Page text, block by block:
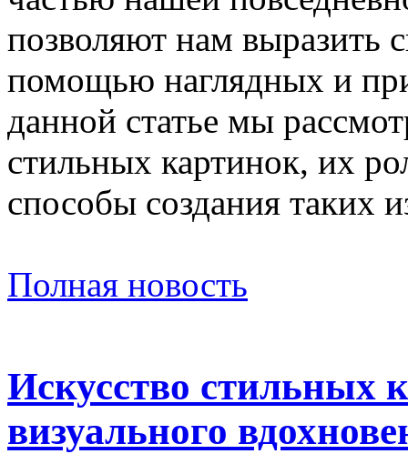
позволяют нам выразить
помощью наглядных и
данной статье мы
стильных картинок, их
способы создания таких
Полная новость
Искусство стильных
визуального